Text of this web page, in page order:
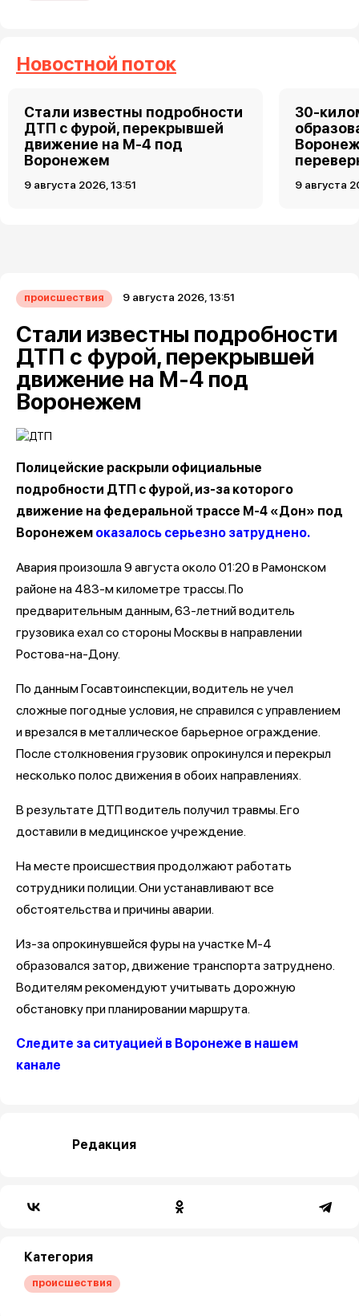
Новостной поток
Стали известны подробности
ДТП с фурой, перекрывшей
движение на М-4 под
Воронежем
9 августа 2026, 13:51
30-
9 августа
происшествия 9 августа 2026, 13:51
Стали известны подробности
ДТП с фурой, перекрывшей
движение на М-4 под
Воронежем
Полицейские раскрыли официальные
подробности ДТП с фурой, из-за которого
движение на федеральной трассе М-4 «Дон» под
Воронежем оказалось серьезно затруднено.
Авария произошла 9 августа около 01:20 в Рамонском
районе на 483-м километре трассы. По
предварительным данным, 63-летний водитель
грузовика ехал со стороны Москвы в направлении
Ростова-на-Дону.
По данным Госавтоинспекции, водитель не учел
сложные погодные условия, не справился с управлением
и врезался в металлическое барьерное ограждение.
После столкновения грузовик опрокинулся и перекрыл
несколько полос движения в обоих направлениях.
В результате ДТП водитель получил травмы. Его
доставили в медицинское учреждение.
На месте происшествия продолжают работать
сотрудники полиции. Они устанавливают все
обстоятельства и причины аварии.
Из-за опрокинувшейся фуры на участке М-4
образовался затор, движение транспорта затруднено.
Водителям рекомендуют учитывать дорожную
обстановку при планировании маршрута.
Следите за ситуацией в Воронеже в нашем
канале
Редакция
Категория
происшествия